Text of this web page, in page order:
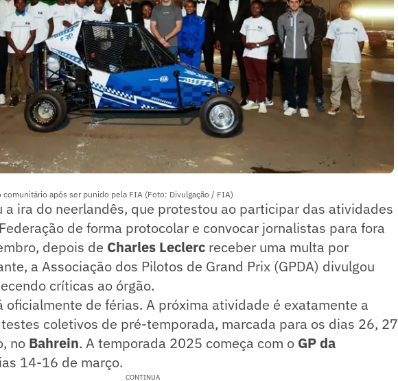
comunitário após ser punido pela FIA (Foto: Divulgação / FIA)
a ira do neerlandês, que protestou ao participar das atividades
de forma protocolar e convocar jornalistas para fora
depois de Charles Leclerc receber uma multa por
a Associação dos Pilotos de Grand Prix (GPDA) divulgou
críticas ao órgão.
oficialmente de férias. A próxima atividade é exatamente a
coletivos de pré-temporada, marcada para os dias 26, 27
no Bahrein. A temporada 2025 começa com o GP da
14-16 de março.
CONTINUA